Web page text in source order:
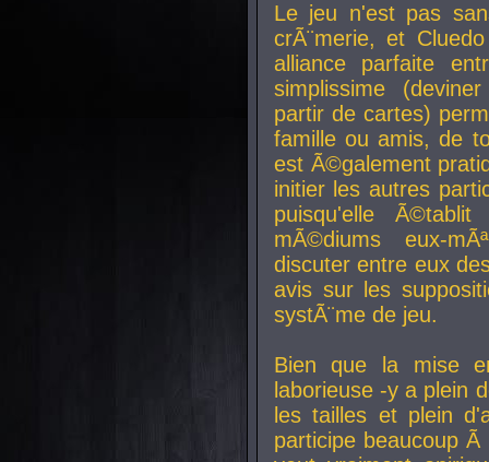
Le jeu n'est pas
crÃ¨merie, et
alliance parfaite
simplissime
partir de cartes)
famille ou amis, de
est Ã©galement
initier les autres
puisqu'elle
mÃ©diums eux-
discuter entre eux
avis sur les
systÃ¨me de jeu.
Bien que la mise
laborieuse -y a plein
les tailles et plein
participe beaucoup